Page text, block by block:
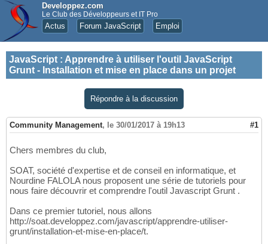
Developpez.com
Le Club des Développeurs et IT Pro
Actus Forum JavaScript Emploi
JavaScript : Apprendre à utiliser l'outil JavaScript
Grunt - Installation et mise en place dans un projet
Répondre à la discussion
Community Management, le 30/01/2017 à 19h13 #1
Chers membres du club,
SOAT, société d'expertise et de conseil en informatique, et
Nourdine FALOLA nous proposent une série de tutoriels pour
nous faire découvrir et comprendre l'outil Javascript Grunt .
Dans ce premier tutoriel, nous allons
http://soat.developpez.com/javascript/apprendre-utiliser-
grunt/installation-et-mise-en-place/t.